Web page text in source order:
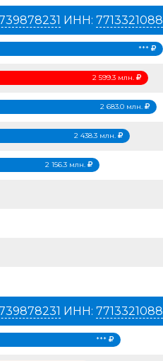
ИНН: 7713321088
***
2 599.3 млн.
2 683.0 млн.
2 438.3 млн.
2 156.3 млн.
ИНН: 7713321088
***